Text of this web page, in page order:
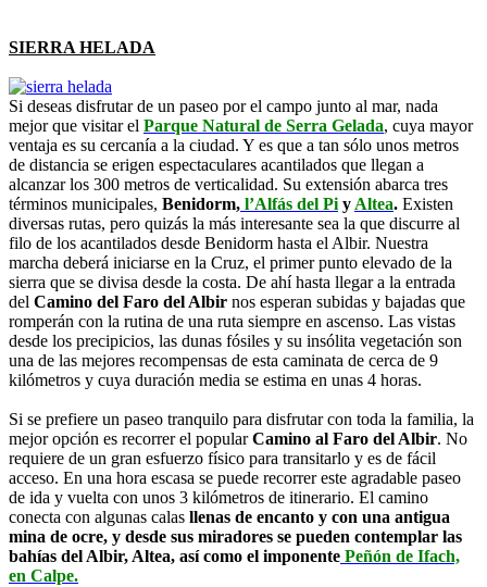
SIERRA HELADA
Si deseas disfrutar de un paseo por el campo junto al mar, nada
mejor que visitar el Parque Natural de Serra Gelada, cuya mayor
ventaja es su cercanía a la ciudad. Y es que a tan sólo unos metros
de distancia se erigen espectaculares acantilados que llegan a
alcanzar los 300 metros de verticalidad. Su extensión abarca tres
términos municipales, Benidorm, l’Alfás del PiyAltea. Existen
diversas rutas, pero quizás la más interesante sea la que discurre al
filo de los acantilados desde Benidorm hasta el Albir. Nuestra
marcha deberá iniciarse en la Cruz, el primer punto elevado de la
sierra que se divisa desde la costa. De ahí hasta llegar a la entrada
del Camino del Faro del Albir nos esperan subidas y bajadas que
romperán con la rutina de una ruta siempre en ascenso. Las vistas
desde los precipicios, las dunas fósiles y su insólita vegetación son
una de las mejores recompensas de esta caminata de cerca de 9
kilómetros y cuya duración media se estima en unas 4 horas.
Si se prefiere un paseo tranquilo para disfrutar con toda la familia, la
mejor opción es recorrer el popularCamino al Faro del Albir. No
requiere de un gran esfuerzo físico para transitarlo y es de fácil
acceso. En una hora escasa se puede recorrer este agradable paseo
de ida y vuelta con unos 3 kilómetros de itinerario. El camino
conecta con algunas calas llenas de encanto y con una antigua
mina de ocre, y desde sus miradores se pueden contemplar las
bahías del Albir, Altea, así como el imponente Peñón de Ifach,
en Calpe.